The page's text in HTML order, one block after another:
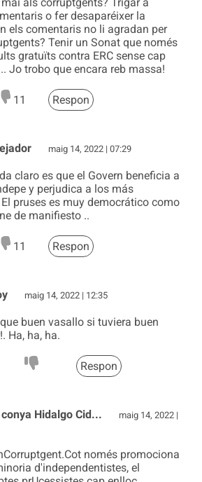
o fer desaparéixer la
els comentaris no li agradan per
Tenir un Sonat que només
gratuïts contra ERC sense cap
Jo trobo que encara reb massa!
11 Respon
maig 14, 2022 | 07:29
claro es que el Govern beneficia a
y perjudica a los más
pruses es muy democrático como
de manifiesto ..
11 Respon
maig 14, 2022 | 12:35
buen vasallo si tuviera buen
Ha, ha, ha.
Respon
Hidalgo Cid...
maig 14, 2022 |
només promociona
d'independentistes, el